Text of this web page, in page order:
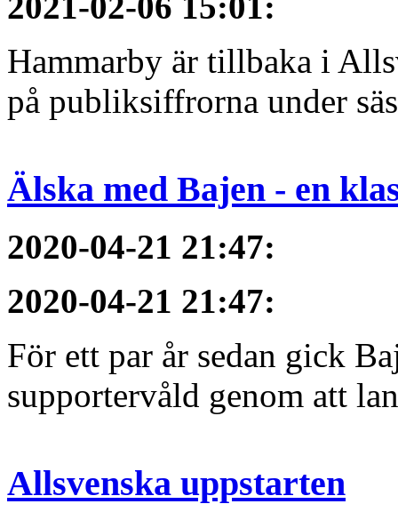
Hammarby är tillbaka i
på publiksiffrorna under
Älska med Bajen - en
2020-04-21 21:47:
2020-04-21 21:47:
För ett par år sedan gick
supportervåld genom att
Allsvenska uppstarten